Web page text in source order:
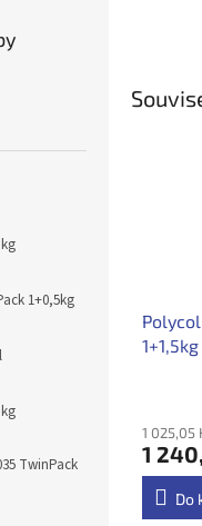
1+0,5kg
TwinPack
1+1,5kg
1 025,05
1
Do